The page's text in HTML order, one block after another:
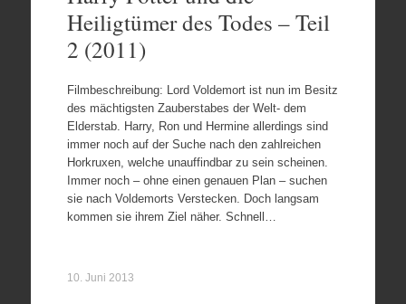
Heiligtümer des Todes – Teil
2 (2011)
Filmbeschreibung: Lord Voldemort ist nun im Besitz
des mächtigsten Zauberstabes der Welt- dem
Elderstab. Harry, Ron und Hermine allerdings sind
immer noch auf der Suche nach den zahlreichen
Horkruxen, welche unauffindbar zu sein scheinen.
Immer noch – ohne einen genauen Plan – suchen
sie nach Voldemorts Verstecken. Doch langsam
kommen sie ihrem Ziel näher. Schnell…
10. Juni 2013